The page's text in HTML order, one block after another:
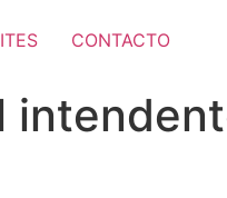
CONTACTO